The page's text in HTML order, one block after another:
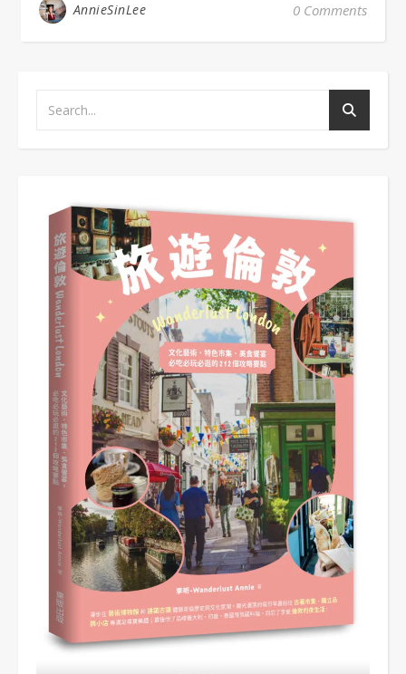
AnnieSinLee 0 Comments